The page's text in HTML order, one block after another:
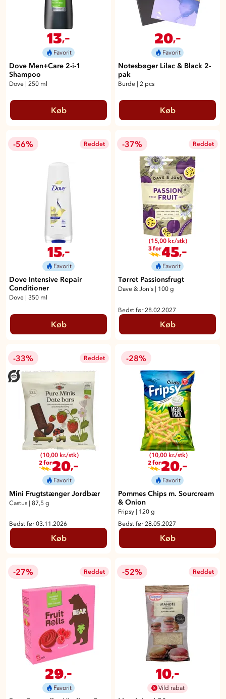
13 ,-
Favorit
Dove Men+Care 2-i-1
Shampoo
Dove | 250 ml
Køb
20,-
Favorit
Notesbøger Lilac & Black 2-
pak
Burde | 2 pcs
Køb
-56% Reddet
15,-
Favorit
Dove Intensive Repair
Conditioner
Dove 350 ml
Køb
-37% Reddet
(15,00 kr./stk)
3 for45,-
Favorit
Tørret Passionsfrugt
Dave & Jon's 100 g
Bedst før 28.02.2027
Køb
-33% Reddet
(10,00 kr./stk)
2 for20,-
Favorit
Mini Frugtstænger Jordbær
Castus | 87,5 g
Bedst før 03.11.2026
Køb
-28%
(10,00 kr./stk)
2 for20,-
Favorit
Pommes Chips m. Sourcream
& Onion
Fripsy | 120 g
Bedst før 28.05.2027
Køb
-27% Reddet
29,-
Favorit
-52% Reddet
10,-
Vild rabat